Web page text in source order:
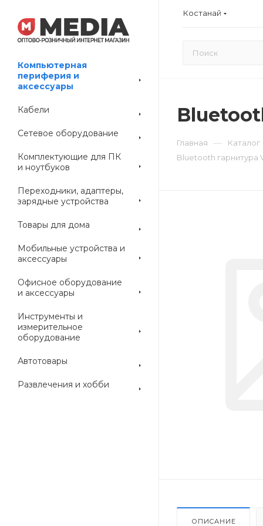
Костанай
Компьютерная
периферия и
аксессуары
Кабели
Сетевое оборудование
Комплектующие для ПК
и ноутбуков
Переходники, адаптеры,
зарядные устройства
Товары для дома
Мобильные устройства и
аксессуары
Офисное оборудование
и аксессуары
Инструменты и
измерительное
оборудование
Автотовары
Развлечения и хобби
Главная — Каталог
Bluetooth гарнитура
ОПИСАНИЕ